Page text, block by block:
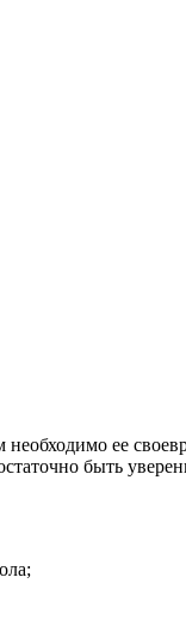
ее
быть